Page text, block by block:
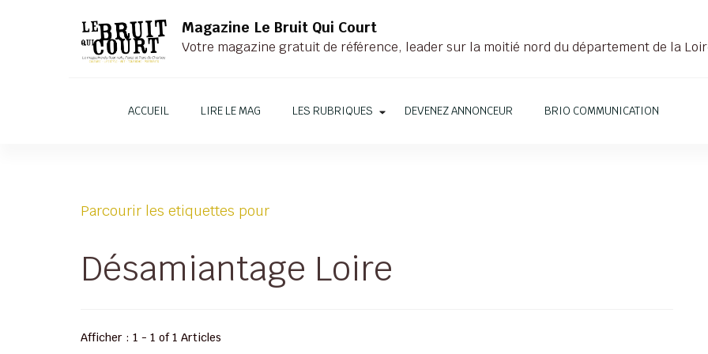
Magazine Le Bruit Qui Court
Votre magazine gratuit de référence, leader sur la moitié nord du département de la
ACCUEIL LIRE LE MAG LES RUBRIQUES DEVENEZ ANNONCEUR BRIO COMMUNICATION
Parcourir les etiquettes pour
Désamiantage Loire
Afficher : 1 - 1 of 1 Articles